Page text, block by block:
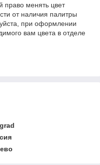
право менять цвет
от наличия палитры
при оформлении
вам цвета в отделе